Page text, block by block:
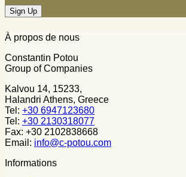
À propos de nous
Constantin Potou
Group of Companies
Kalvou 14, 15233,
Halandri Athens, Greece
Tel: +30 6947123680
Tel: +30 2130318077
Fax: +30 2102838668
Email: info@c-potou.com
Informations